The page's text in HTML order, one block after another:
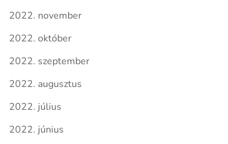
2022. november
2022. október
2022. szeptember
2022. augusztus
2022. július
2022. június